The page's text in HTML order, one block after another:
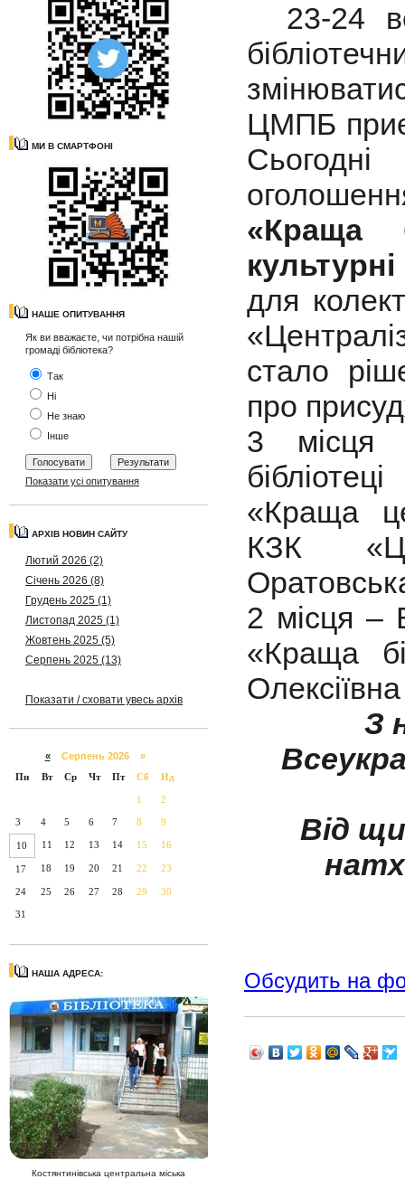
МИ В СМАРТФОНІ
НАШЕ ОПИТУВАННЯ
Як ви вважаєте, чи потрібна нашій
громаді бібліотека?
Так
Ні
Не знаю
Інше
Показати усі опитування
АРХІВ НОВИН САЙТУ
Лютий 2026 (2)
Січень 2026 (8)
Грудень 2025 (1)
Листопад 2025 (1)
Жовтень 2025 (5)
Серпень 2025 (13)
Показати / сховати увесь архів
«Серпень 2026 »
Пн
Вт Ср Чт Пт Сб Нд
1 2
3 4 5 6 7 8 9
10 11 12 13 14 15 16
17 18 19 20 21 22 23
24 25 26 27 28 29 30
31
НАША АДРЕСА:
Костянтинівська центральна міська
23-24
ЦМПБ
«Краща
для
стало
про
3 місця
«Краща
КЗК
2 місця –
«Краща
З
Від
Обсудить на